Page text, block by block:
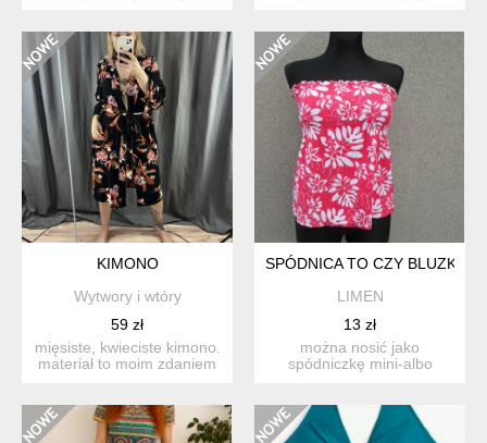
KIMONO
Wytwory i wtóry
59 zł
mięsiste, kwieciste kimono.
materiał to moim zdaniem
SPÓDNICA TO CZY BLUZKA -
LIMEN
13 zł
można nosić jako
spódniczkę mini-albo